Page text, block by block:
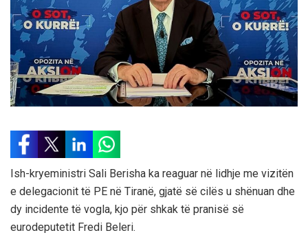
Ish-kryeministri Sali Berisha ka reaguar në lidhje me vizitën
e delegacionit të PE në Tiranë, gjatë së cilës u shënuan dhe
dy incidente të vogla, kjo për shkak të pranisë së
eurodeputetit Fredi Beleri.